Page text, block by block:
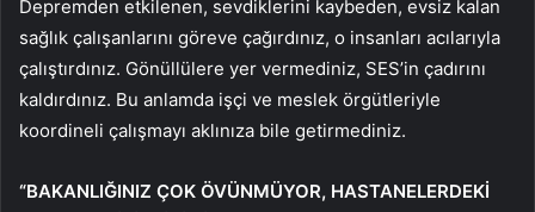
Depremden etkilenen, sevdiklerini kaybeden, evsiz kalan
sağlık çalışanlarını göreve çağırdınız, o insanları acılarıyla
çalıştırdınız. Gönüllülere yer vermediniz, SES’in çadırını
kaldırdınız. Bu anlamda işçi ve meslek örgütleriyle
koordineli çalışmayı aklınıza bile getirmediniz.
“BAKANLIĞINIZ ÇOK ÖVÜNMÜYOR, HASTANELERDEKİ